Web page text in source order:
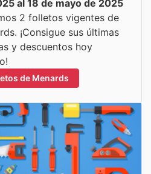
al 18 de mayo de 2025
2 folletos vigentes de
¡Consigue sus últimas
y descuentos hoy
de Menards